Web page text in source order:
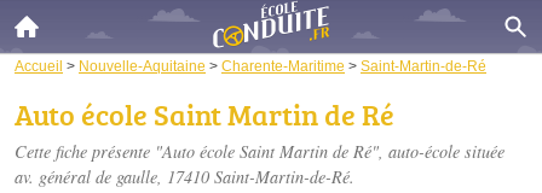
Accueil > Nouvelle-Aquitaine > Charente-Maritime > Saint-Martin-de-Ré
Auto école Saint Martin de Ré
Cette fiche présente "Auto école Saint Martin de Ré", auto-école située
av. général de gaulle, 17410 Saint-Martin-de-Ré.